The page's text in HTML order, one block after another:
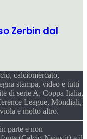
Zerbin dal
calciomercato,
stampa, video e tutti
di serie A, Coppa Italia,
League, Mondiali,
e molto altro.
parte e non